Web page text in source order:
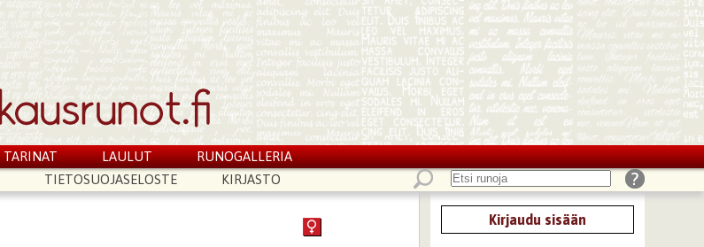
TARINAT LAULUT
RUNOGALLERIA
TIETOSUOJASELOSTE KIRJASTO
Kirjaudu sisään